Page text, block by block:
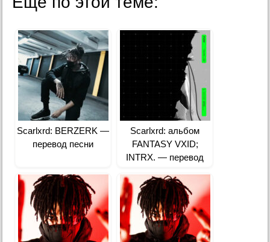
Scarlxrd: BERZERK —
перевод песни
Scarlxrd: альбом
FANTASY VXID;
INTRX. — перевод